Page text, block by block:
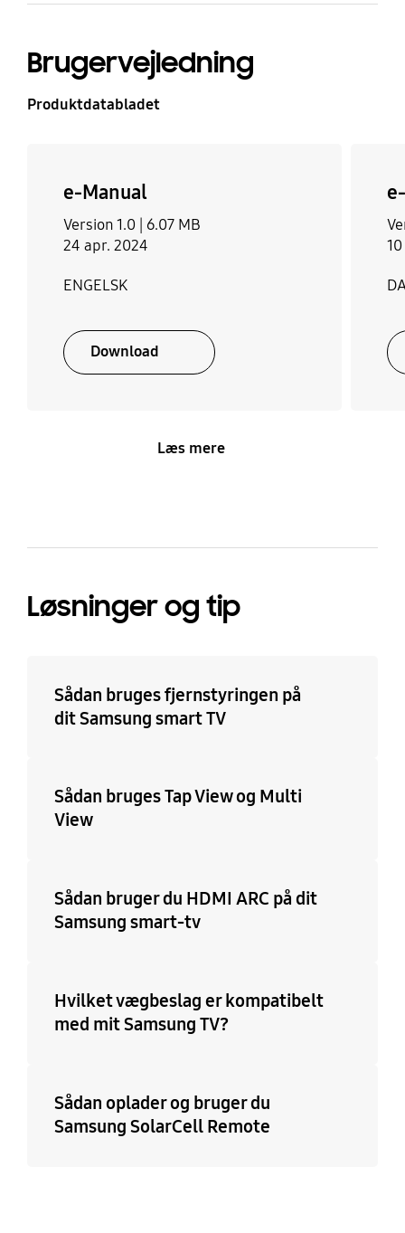
Brugervejledning
Produktdatabladet
e-Manual
Version 1.0 | 6.07 MB
24 apr. 2024
ENGELSK
Download
Læs mere
Løsninger og tip
Sådan bruges fjernstyringen på
dit Samsung smart TV
Sådan bruges Tap View og Multi
View
Sådan bruger du HDMI ARC på dit
Samsung smart-tv
Hvilket vægbeslag er kompatibelt
med mit Samsung TV?
Sådan oplader og bruger du
Samsung SolarCell Remote